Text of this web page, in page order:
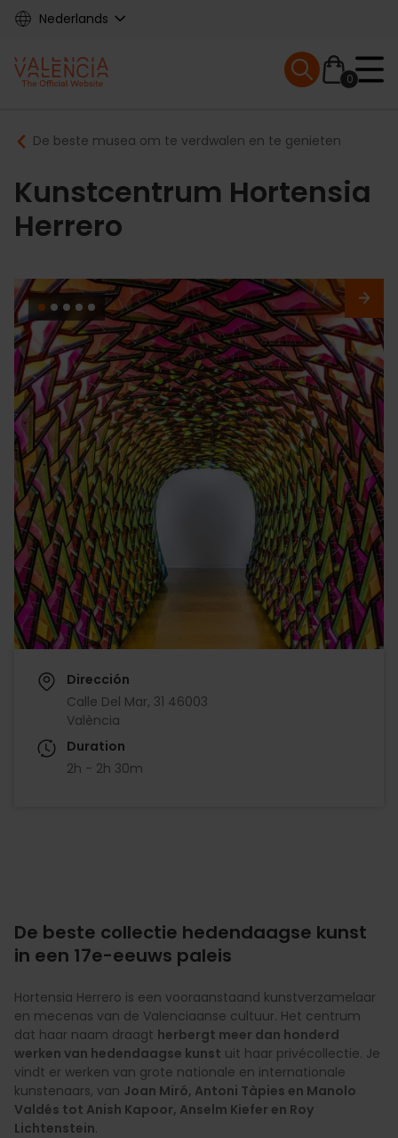
Skip
content
Nederlands
Main
navigation
0
Mobile menu
Breadcrumb
De beste musea om te verdwalen en te genieten
Kunstcentrum Hortensia
Herrero
Dirección
Calle Del Mar, 31 46003
València
Duration
2h - 2h 30m
De beste collectie hedendaagse kunst
in een 17e-eeuws paleis
Hortensia Herrero is een vooraanstaand kunstverzamelaar
en mecenas van de Valenciaanse cultuur. Het centrum
dat haar naam draagt herbergt meer dan honderd
werken van hedendaagse kunst uit haar privécollectie. Je
vindt er werken van grote nationale en internationale
kunstenaars, van Joan Miró, Antoni Tàpies en Manolo
Valdés tot Anish Kapoor, Anselm Kiefer en Roy
Lichtenstein.